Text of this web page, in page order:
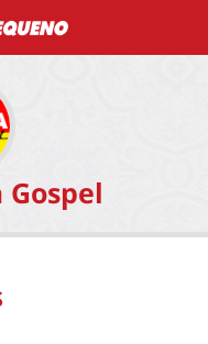
Gospel